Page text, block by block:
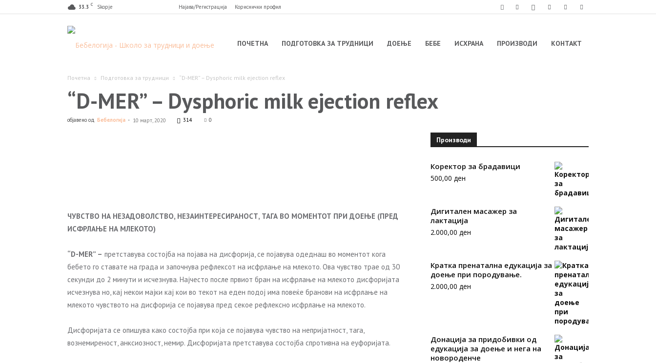
33.3 C Skopje Најава/Регистрација Кориснички профил
БебелогијаПОЧЕТНА ПОДГОТОВКА ЗА ТРУДНИЦИ ДОЕЊЕ БЕБЕ ИСХРАНА ПРОИЗВОДИ КОНТАКТ
Почетна Подготовка за трудници “D-MER” – Dysphoric milk ejection reflex
“D-MER” – Dysphoric milk ejection reflex
објавено од Бебелогија - 10 март, 2020 314 0
ЧУВСТВО НА НЕЗАДОВОЛСТВО, НЕЗАИНТЕРЕСИРАНОСТ, ТАГА ВО МОМЕНТОТ ПРИ ДОЕЊЕ (ПРЕД
ИСФРЛАЊЕ НА МЛЕКОТО)
“D-MER” – претставува состојба на појава на дисфорија, се појавува одеднаш во моментот кога
бебето го ставате на града и започнува рефлексот на исфрлање на млекото. Ова чувство трае од 30
секунди до 2 минути и исчезнува. Најчесто после првиот бран на исфрлање на млекото дисфоријата
исчезнува но, кај некои мајки кај кои во текот на еден подој има повеќе бранови на исфрлање на
млекото чувството на дисфорија се појавува пред секое рефлексно исфрлање на млекото.
Дисфоријата се опишува како состојба при која се појавува чувство на непријатност, тага,
вознемиреност, анксиозност, немир. Дисфоријата претставува состојба спротивна на еуфоријата.
Производи
Коректор за брадавици
500,00 ден
Дигитален масажер за
лактација
2.000,00 ден
Кратка пренатална едукација за
доење при породување.
2.000,00 ден
Донација за придобивки од
едукација за доење и нега на
новороденче